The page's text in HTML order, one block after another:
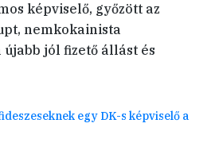
képviselő, győzött az
nemkokainista
jól fizető állást és